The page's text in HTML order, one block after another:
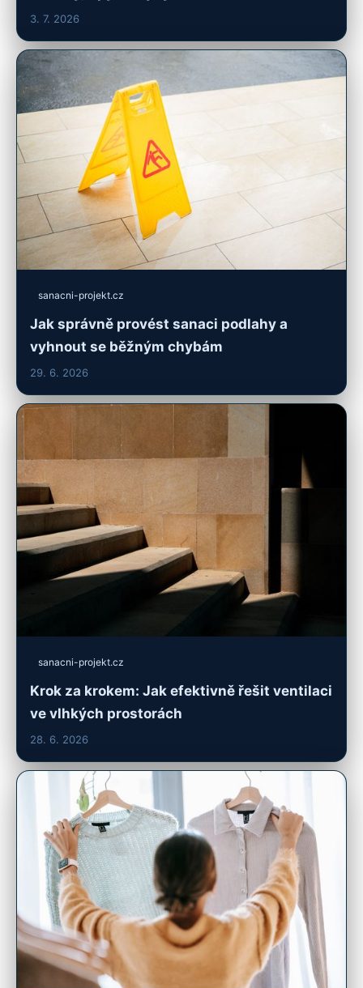
3. 7. 2026
sanacni-projekt.cz
Jak správně provést sanaci podlahy a
vyhnout se běžným chybám
29. 6. 2026
sanacni-projekt.cz
Krok za krokem: Jak efektivně řešit ventilaci
ve vlhkých prostorách
28. 6. 2026